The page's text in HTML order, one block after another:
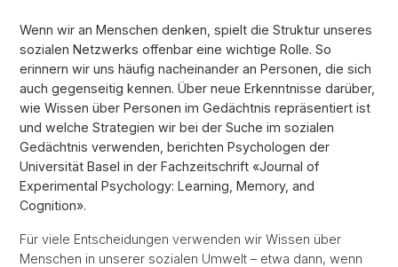
Wenn wir an Menschen denken, spielt die Struktur unseres
sozialen Netzwerks offenbar eine wichtige Rolle. So
erinnern wir uns häufig nacheinander an Personen, die sich
auch gegenseitig kennen. Über neue Erkenntnisse darüber,
wie Wissen über Personen im Gedächtnis repräsentiert ist
und welche Strategien wir bei der Suche im sozialen
Gedächtnis verwenden, berichten Psychologen der
Universität Basel in der Fachzeitschrift «Journal of
Experimental Psychology: Learning, Memory, and
Cognition».
Für viele Entscheidungen verwenden wir Wissen über
Menschen in unserer sozialen Umwelt – etwa dann, wenn